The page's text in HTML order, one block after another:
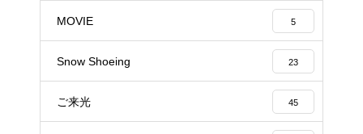
MOVIE 5
Snow Shoeing 23
ご来光 45